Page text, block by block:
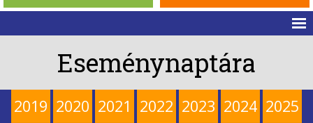
Eseménynaptára
2019 2020 2021 2022 2023 2024 2025